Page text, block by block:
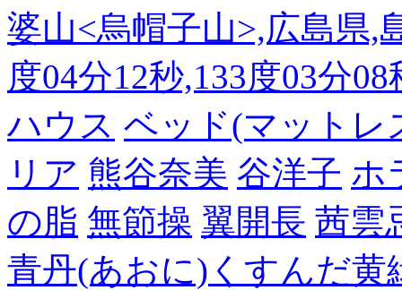
婆山<烏帽子山>,広島県,
度04分12秒,133度03分
ハウス ベッド(マットレ
リア 熊谷奈美 谷洋子 ホ
の脂 無節操 翼開長 茜雲
青丹(あおに)くすんだ黄